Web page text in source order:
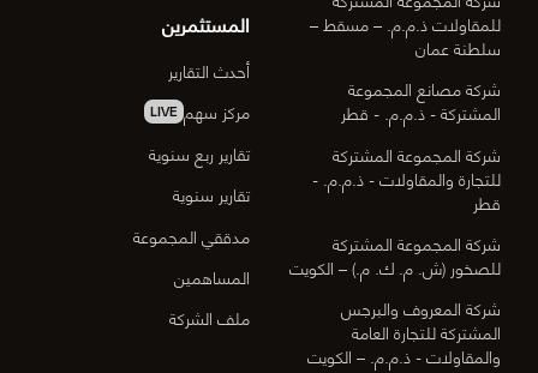
للمقاولات ذ.م.م. – مسقط –
سلطنة عمان
شركة مصانع المجموعة
المشتركة - ذ.م.م. - قطر
شركة المجموعة المشتركة
للتجارة والمقاولات - ذ.م.م. -
قطر
شركة المجموعة المشتركة
للصخور (ش. م. ك. م.) – الكويت
شركة المعروف والبرجس
المشتركة للتجارة العامة
والمقاولات - ذ.م.م. – الكويت
المستثمرين
أحدث التقارير
مركز سهم LIVE
تقارير ربع سنوية
تقارير سنوية
مدققي المجموعة
المساهمين
ملف الشركة